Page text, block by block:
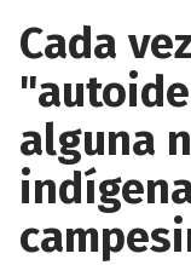
Cada
alguna